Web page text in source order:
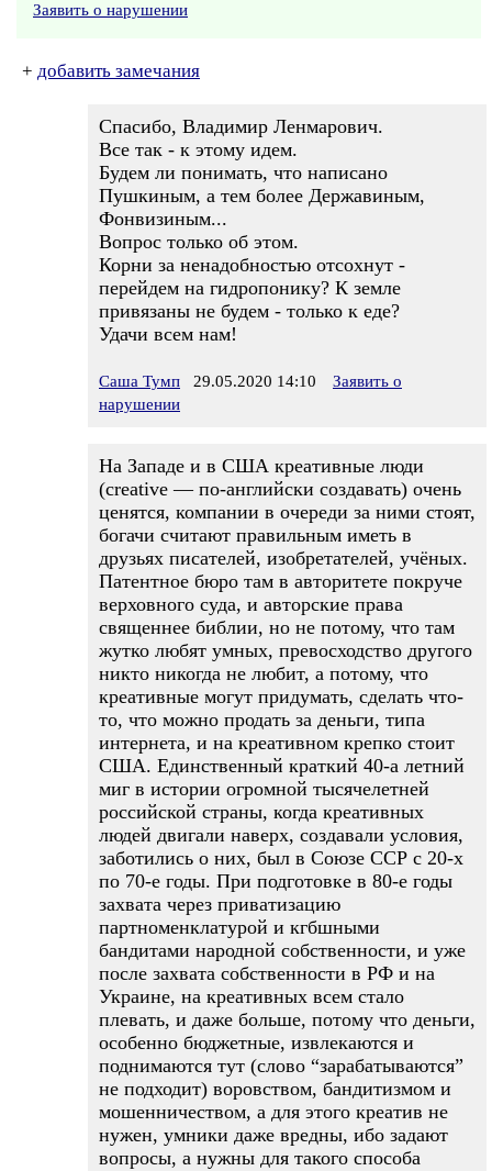
Заявить о нарушении
+ добавить замечания
Спасибо, Владимир Ленмарович.
Все так - к этому идем.
Будем ли понимать, что написано
Пушкиным, а тем более Державиным,
Фонвизиным...
Вопрос только об этом.
Корни за ненадобностью отсохнут -
перейдем на гидропонику? К земле
привязаны не будем - только к еде?
Удачи всем нам!
Саша Тумп 29.05.2020 14:10
Заявить о
нарушении
На Западе и в США креативные люди
(creative — по-английски создавать) очень
ценятся, компании в очереди за ними стоят,
богачи считают правильным иметь в
друзьях писателей, изобретателей, учёных.
Патентное бюро там в авторитете покруче
верховного суда, и авторские права
священнее библии, но не потому, что там
жутко любят умных, превосходство другого
никто никогда не любит, а потому, что
креативные могут придумать, сделать что-
то, что можно продать за деньги, типа
интернета, и на креативном крепко стоит
США. Единственный краткий 40-а летний
миг в истории огромной тысячелетней
российской страны, когда креативных
людей двигали наверх, создавали условия,
заботились о них, был в Союзе ССР с 20-х
по 70-е годы. При подготовке в 80-е годы
захвата через приватизацию
партноменклатурой и кгбшными
бандитами народной собственности, и уже
после захвата собственности в РФ и на
Украине, на креативных всем стало
плевать, и даже больше, потому что деньги,
особенно бюджетные, извлекаются и
поднимаются тут (слово “зарабатываются”
не подходит) воровством, бандитизмом и
мошенничеством, а для этого креатив не
нужен, умники даже вредны, ибо задают
вопросы, а нужны для такого способа